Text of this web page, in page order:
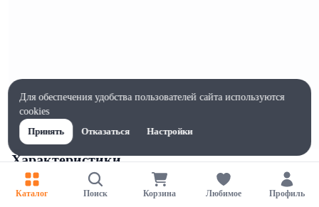
Характеристики
Ширина, мм
85
Каталог Поиск Корзина Любимое Профиль
Для обеспечения удобства пользователей сайта используются
cookies
Принять
Отказаться Настройки